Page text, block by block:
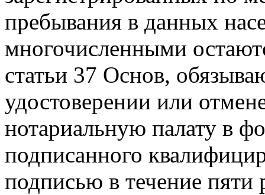
пребывания в данных
многочисленными
статьи 37 Основ,
удостоверении или
нотариальную палату в
подписанного
подписью в течение пяти